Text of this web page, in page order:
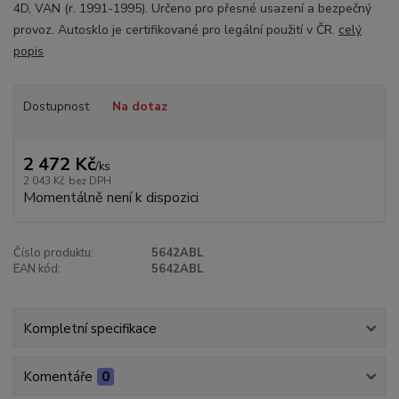
4D, VAN (r. 1991-1995). Určeno pro přesné usazení a bezpečný
provoz. Autosklo je certifikované pro legální použití v ČR. celý
popis
Dostupnost Na dotaz
2 472 Kč/ks
2 043 Kč bez DPH
Momentálně není k dispozici
Číslo produktu:
5642ABL
EAN kód:
5642ABL
Kompletní specifikace
Komentáře 0